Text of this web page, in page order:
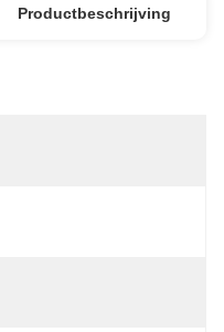
Productbeschrijving